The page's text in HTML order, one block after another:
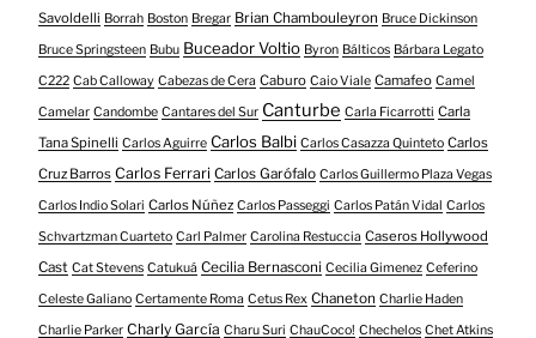
Savoldelli Borrah Boston Bregar Brian Chambouleyron Bruce Dickinson
Bruce Springsteen Bubu Buceador Voltio Byron Bálticos Bárbara Legato
C222 Cab Calloway Cabezas de Cera Caburo Caio Viale Camafeo Camel
Camelar Candombe Cantares del Sur Canturbe Carla Ficarrotti Carla
Tana Spinelli Carlos Aguirre Carlos Balbi Carlos Casazza Quinteto Carlos
Cruz Barros Carlos Ferrari Carlos Garófalo Carlos Guillermo Plaza Vegas
Carlos Indio Solari Carlos Núñez Carlos Passeggi Carlos Patán Vidal Carlos
Schvartzman Cuarteto Carl Palmer Carolina Restuccia Caseros Hollywood
Cast Cat Stevens Catukuá Cecilia Bernasconi Cecilia Gimenez Ceferino
Celeste Galiano Certamente Roma Cetus Rex Chaneton Charlie Haden
Charlie Parker Charly García Charu Suri ChauCoco! Chechelos Chet Atkins